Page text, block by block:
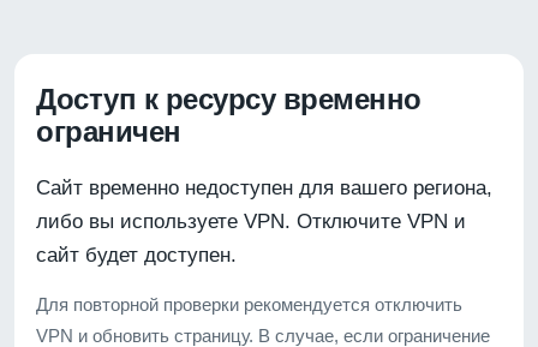
Доступ к ресурсу временно
ограничен
Сайт временно недоступен для вашего региона,
либо вы используете VPN. Отключите VPN и
сайт будет доступен.
Для повторной проверки рекомендуется отключить
VPN и обновить страницу. В случае, если ограничение